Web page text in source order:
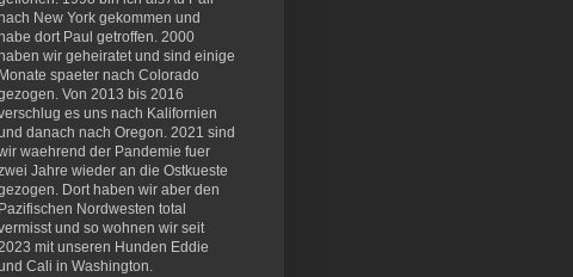
New York gekommen und
habe dort Paul getroffen. 2000
haben wir geheiratet und sind einige
Monate spaeter nach Colorado
Von 2013 bis 2016
es uns nach Kalifornien
danach nach Oregon. 2021 sind
waehrend der Pandemie fuer
Jahre wieder an die Ostkueste
Dort haben wir aber den
Pazifischen Nordwesten total
und so wohnen wir seit
mit unseren Hunden Eddie
Cali in Washington.